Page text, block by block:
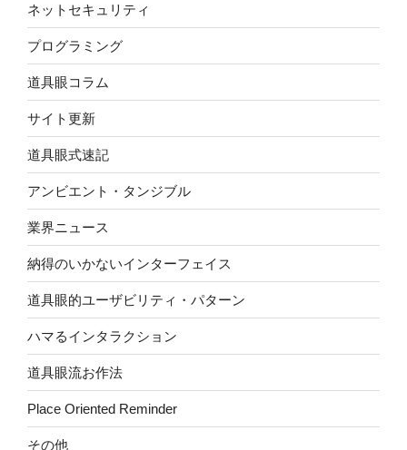
ネットセキュリティ
プログラミング
道具眼コラム
サイト更新
道具眼式速記
アンビエント・タンジブル
業界ニュース
納得のいかないインターフェイス
道具眼的ユーザビリティ・パターン
ハマるインタラクション
道具眼流お作法
Place Oriented Reminder
その他